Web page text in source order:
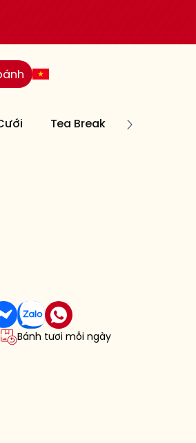
Tea Break
Bánh tươi mỗi ngày